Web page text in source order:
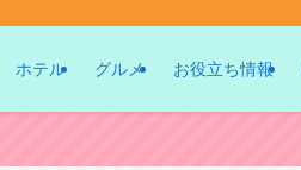
ホテル グルメ お役立ち情報